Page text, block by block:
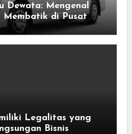
Dewata: Mengenal
Membatik di Pusat
Legalitas yang
Bisnis